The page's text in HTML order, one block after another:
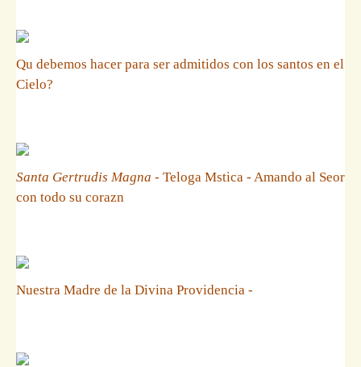
Qu debemos hacer para ser admitidos con los santos en el
Cielo?
Santa Gertrudis Magna - Teloga Mstica - Amando al Seor
con todo su corazn
Nuestra Madre de la Divina Providencia -